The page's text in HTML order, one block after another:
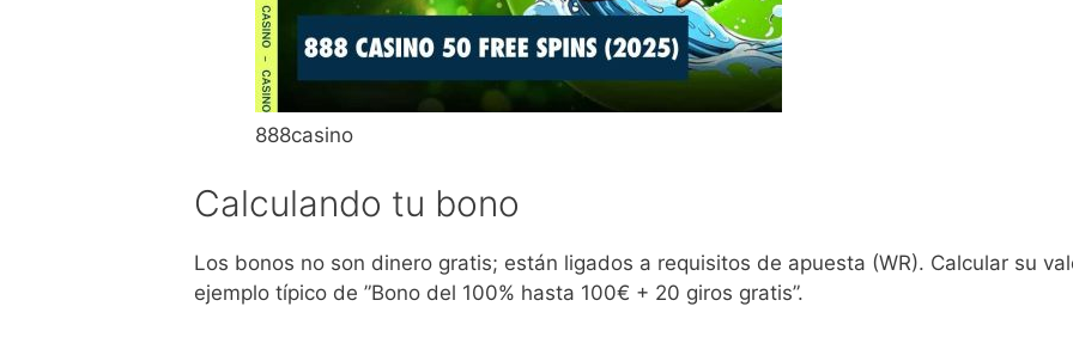
888casino
Calculando tu bono
Los bonos no son dinero gratis; están ligados a requisitos de apuesta (WR). Calcular su
ejemplo típico de ”Bono del 100% hasta 100€ + 20 giros gratis”.